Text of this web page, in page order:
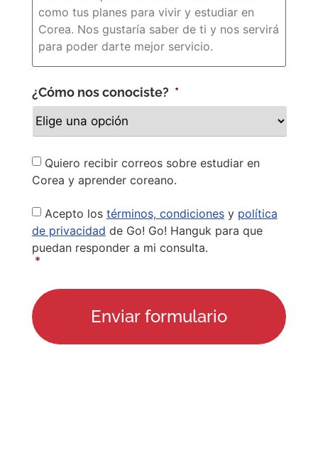
¿Cómo nos conociste? *
Newsletter
Quiero recibir correos sobre estudiar en
Corea y aprender coreano.
Privacy
Policy
Acepto los términos, condicionesy política
de privacidad de Go! Go! Hanguk para que
puedan responder a mi consulta.
*